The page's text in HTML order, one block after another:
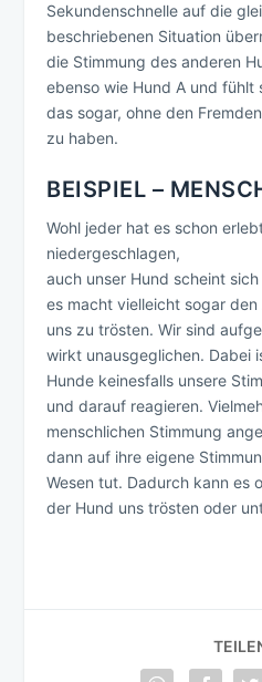
Sekundenschnelle auf die
beschriebenen Situation
die Stimmung des anderen
ebenso wie Hund A und fühlt
das sogar, ohne den
zu haben.
BEISPIEL –
Wohl jeder hat es schon
niedergeschlagen,
auch unser Hund scheint
es macht vielleicht sogar
uns zu trösten. Wir sind
wirkt unausgeglichen. Dabei
Hunde keinesfalls unsere
und darauf reagieren.
menschlichen Stimmung
dann auf ihre eigene
Wesen tut. Dadurch kann es
der Hund uns trösten oder